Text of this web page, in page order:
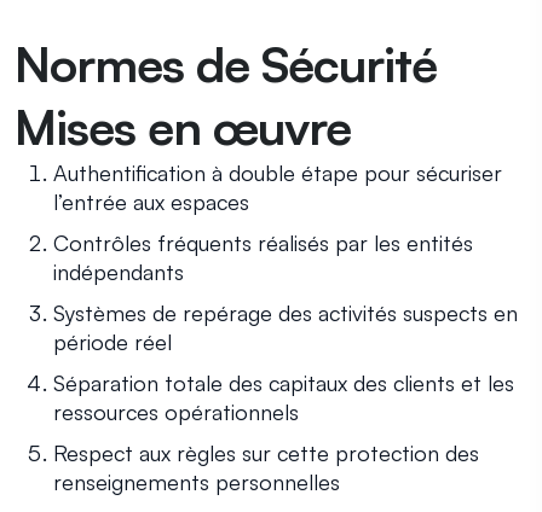
Normes de Sécurité
Mises en œuvre
Authentification à double étape pour sécuriser
l’entrée aux espaces
Contrôles fréquents réalisés par les entités
indépendants
Systèmes de repérage des activités suspects en
période réel
Séparation totale des capitaux des clients et les
ressources opérationnels
Respect aux règles sur cette protection des
renseignements personnelles